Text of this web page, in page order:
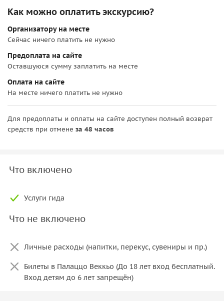
Как можно оплатить экскурсию?
Организатору на месте
Сейчас ничего платить не нужно
Предоплата на сайте
Оставшуюся сумму заплатить на месте
Оплата на сайте
На месте ничего платить не нужно
Для предоплаты и оплаты на сайте доступен полный возврат
средств при отмене за 48 часов
Что включено
Услуги гида
Что не включено
Личные расходы (напитки, перекус, сувениры и пр.)
Билеты в Палаццо Веккьо (До 18 лет вход бесплатный.
Вход детям до 6 лет запрещён)